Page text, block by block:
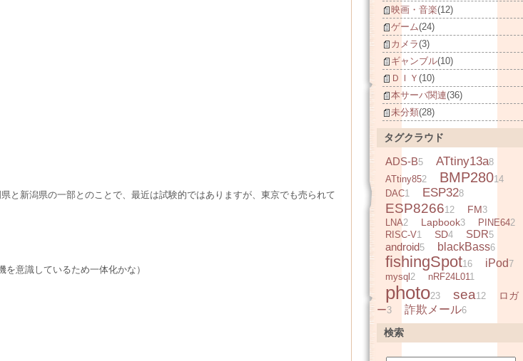
と新潟県の一部とのことで、最近は試験的ではありますが、東京でも売られて
意識しているため一体化かな）
映画・音楽(12)
ゲーム(24)
カメラ(3)
ギャンブル(10)
ＤＩＹ (10)
本サーバ関連(36)
未分類(28)
タグクラウド
ADS-B5 ATtiny13a8
ATtiny852 BMP28014
DAC1 ESP328
ESP826612 FM3
LNA2 Lapbook3 PINE642
RISC-V1 SD4 SDR5
android5 blackBass6
fishingSpot16 iPod7
mysql 2 nRF24L011
photo23 sea12
ロガ
ー3 詐欺メール6
検索